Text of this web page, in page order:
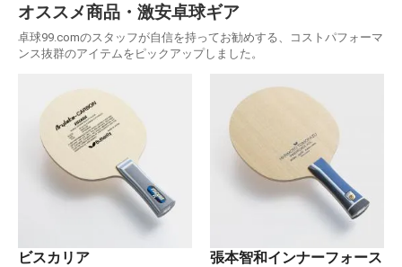
オススメ商品・激安卓球ギア
卓球99.comのスタッフが自信を持ってお勧めする、コストパフォーマ
ンス抜群のアイテムをピックアップしました。
ビスカリア
張本智和インナーフォース